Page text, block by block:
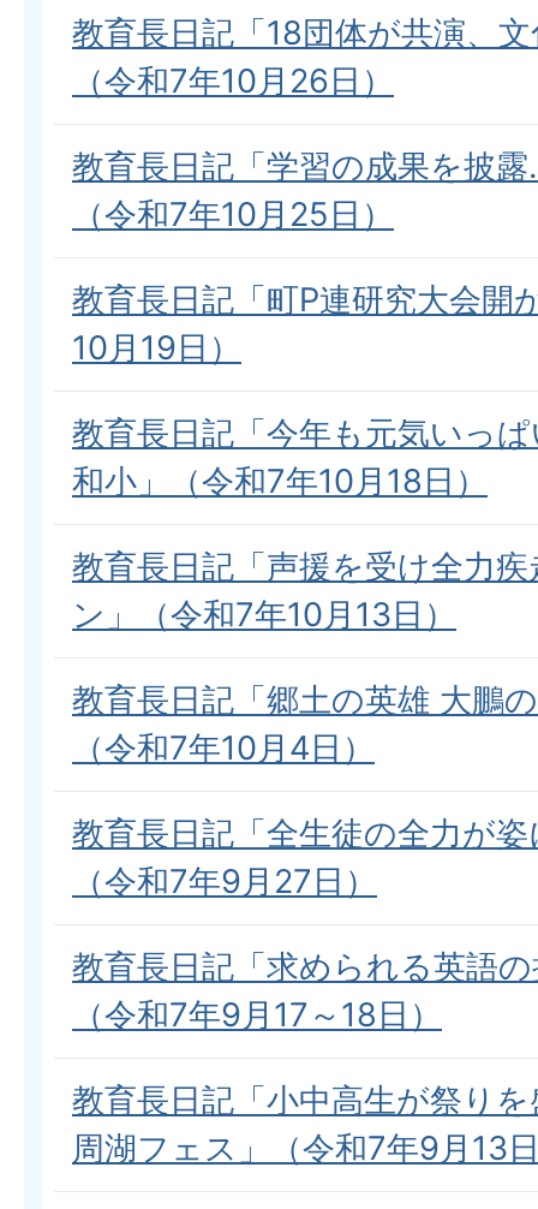
教育長日記「18団体が共演、
（令和7年10月26日）
教育長日記「学習の成果を披
（令和7年10月25日）
教育長日記「町P連研究大会開
10月19日）
教育長日記「今年も元気いっ
和小」（令和7年10月18日）
教育長日記「声援を受け全力
ン」（令和7年10月13日）
教育長日記「郷土の英雄 大鵬
（令和7年10月4日）
教育長日記「全生徒の全力が
（令和7年9月27日）
教育長日記「求められる英語
（令和7年9月17～18日）
教育長日記「小中高生が祭り
周湖フェス」（令和7年9月13